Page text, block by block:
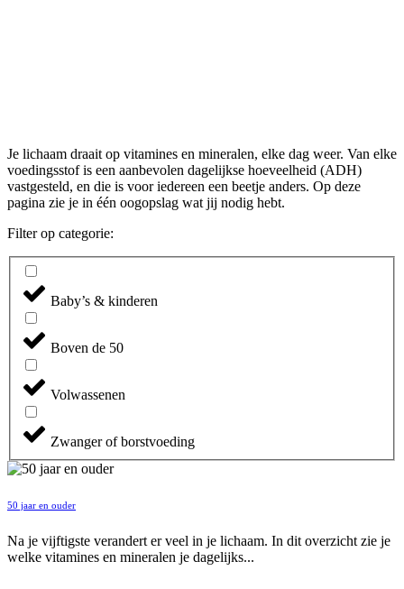
Je lichaam draait op vitamines en mineralen, elke dag weer. Van elke
voedingsstof is een aanbevolen dagelijkse hoeveelheid (ADH)
vastgesteld, en die is voor iedereen een beetje anders. Op deze
pagina zie je in één oogopslag wat jij nodig hebt.
Filter op categorie:
Baby’s & kinderen
Boven de 50
Volwassenen
Zwanger of borstvoeding
50 jaar en ouder
Na je vijftigste verandert er veel in je lichaam. In dit overzicht zie je
welke vitamines en mineralen je dagelijks...